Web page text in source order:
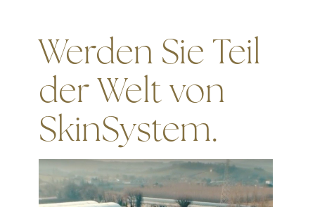
Werden Sie Teil
der Welt von
SkinSystem.